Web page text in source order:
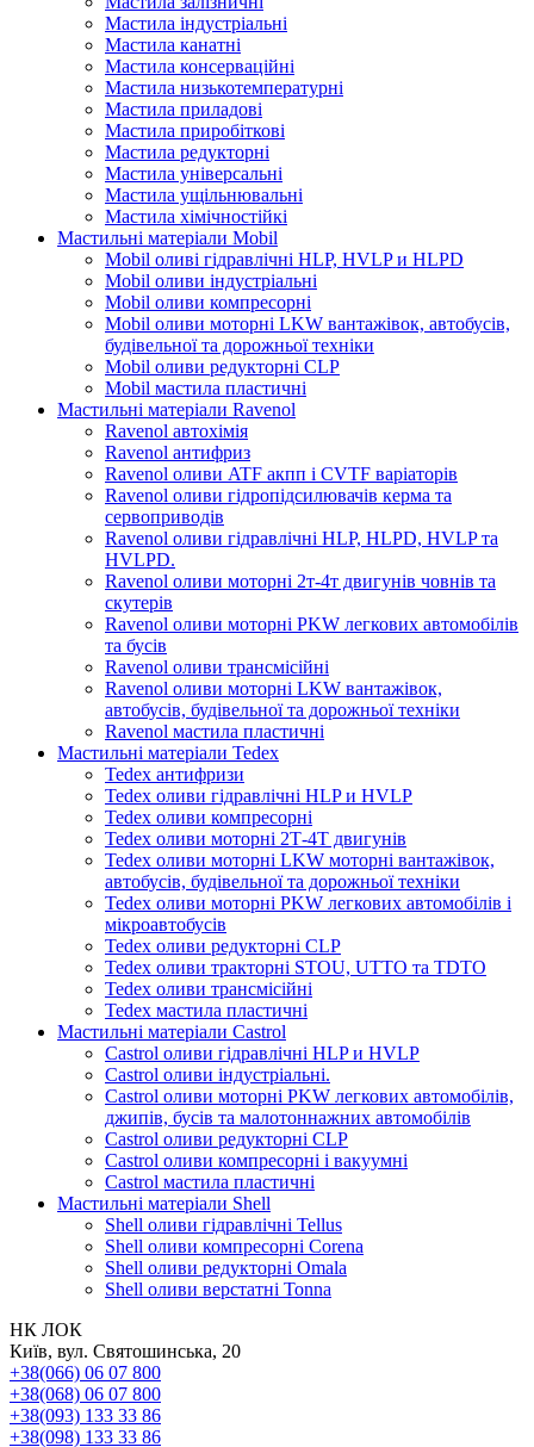
Мастила індустріальні
Мастила канатні
Мастила консерваційні
Мастила низькотемпературні
Мастила приладові
Мастила приробіткові
Мастила редукторні
Мастила універсальні
Мастила ущільнювальні
Мастила хімічностійкі
Мастильні матеріали Mobil
Mobil оливі гідравлічні HLP, HVLP и HLPD
Mobil оливи індустріальні
Mobil оливи компресорні
Mobil оливи моторні LKW вантажівок, автобусів,
будівельної та дорожньої техніки
Mobil оливи редукторні CLP
Mobil мастила пластичні
Мастильні матеріали Ravenol
Ravenol автохімія
Ravenol антифриз
Ravenol оливи ATF акпп і CVTF варіаторів
Ravenol оливи гідропідсилювачів керма та
сервоприводів
Ravenol оливи гідравлічні HLP, HLPD, HVLP та
HVLPD.
Ravenol оливи моторні 2т-4т двигунів човнів та
скутерів
Ravenol оливи моторні PKW легкових автомобілів
та бусів
Ravenol оливи трансмісійні
Ravenol оливи моторні LKW вантажівок,
автобусів, будівельної та дорожньої техніки
Ravenol мастила пластичні
Мастильні матеріали Tedex
Tedex антифризи
Tedex оливи гідравлічні HLP и HVLP
Tedex оливи компресорні
Tedex оливи моторні 2Т-4Т двигунів
Tedex оливи моторні LKW моторні вантажівок,
автобусів, будівельної та дорожньої техніки
Tedex оливи моторні PKW легкових автомобілів і
мікроавтобусів
Tedex оливи редукторні CLP
Tedex оливи тракторні STOU, UTTO та TDTO
Tedex оливи трансмісійні
Tedex мастила пластичні
Мастильні матеріали Castrol
Castrol оливи гідравлічні HLP и HVLP
Castrol оливи індустріальні.
Castrol оливи моторні PKW легкових автомобілів,
джипів, бусів та малотоннажних автомобілів
Castrol оливи редукторні CLP
Castrol оливи компресорні і вакуумні
Castrol мастила пластичні
Мастильні матеріали Shell
Shell оливи гідравлічні Tellus
Shell оливи компресорні Corena
Shell оливи редукторні Omala
Shell оливи верстатні Tonna
НК ЛОК
Київ, вул. Святошинська, 20
+38(066) 06 07 800
+38(068) 06 07 800
+38(093) 133 33 86
+38(098) 133 33 86